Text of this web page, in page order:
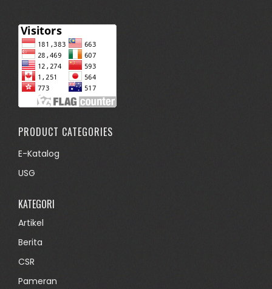
PRODUCT CATEGORIES
E-Katalog
USG
KATEGORI
Artikel
Berita
CSR
Pameran